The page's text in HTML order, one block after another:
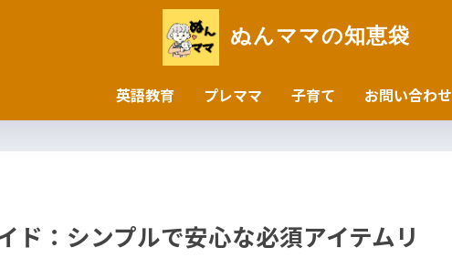
ぬんママの知恵袋
英語教育 プレママ 子育て お問い合わせ
ド：シンプルで安心な必須アイテムリ